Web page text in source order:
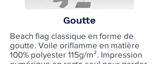
Goutte
Beach flag classique en forme de
goutte. Voile oriflamme en matière
100% polyester 115g/m². Impression